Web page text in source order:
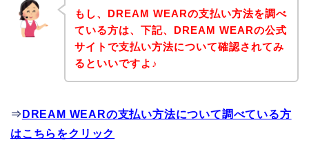
もし、DREAM WEARの支払い方法を調べ
ている方は、下記、DREAM WEARの公式
サイトで支払い方法について確認されてみ
るといいですよ♪
⇒ DREAM WEARの支払い方法について調べている方
はこちらをクリック